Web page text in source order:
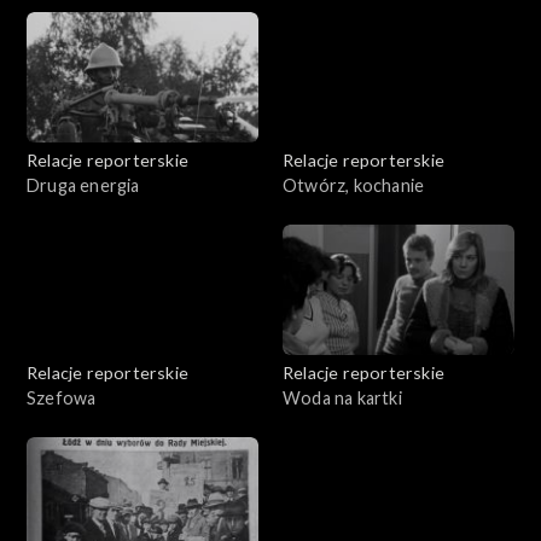
Relacje reporterskie
Druga energia
Relacje reporterskie
Otwórz, kochanie
Relacje reporterskie
Szefowa
Relacje reporterskie
Woda na kartki